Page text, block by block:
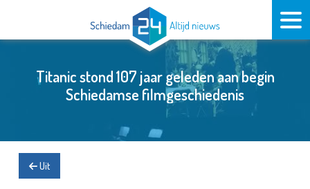
Titanic stond 107 jaar geleden aan begin
Schiedamse filmgeschiedenis
Uit